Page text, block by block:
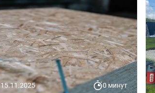
15.11.2025 0 минут